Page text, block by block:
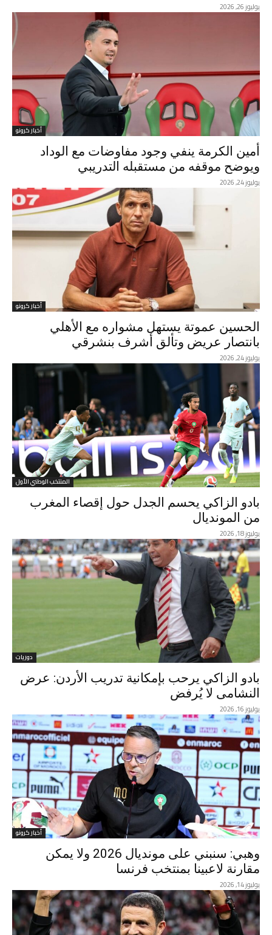
يوليوز 26, 2026
أخبار كرونو
أمين الكرمة ينفي وجود مفاوضات مع الوداد
ويوضح موقفه من مستقبله التدريبي
يوليوز 24, 2026
أخبار كرونو
الحسين عموتة يستهل مشواره مع الأهلي
بانتصار عريض وتألق أشرف بنشرقي
يوليوز 24, 2026
المنتخب الوطني الأول
بادو الزاكي يحسم الجدل حول إقصاء المغرب
من المونديال
يوليوز 18, 2026
دوريات
بادو الزاكي يرحب بإمكانية تدريب الأردن: عرض
النشامى لا يُرفض
يوليوز 16, 2026
أخبار كرونو
وهبي: سنبني على مونديال 2026 ولا يمكن
مقارنة لاعبينا بمنتخب فرنسا
يوليوز 14, 2026